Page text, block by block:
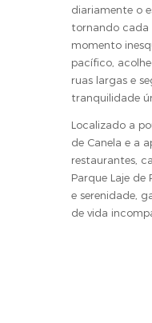
diariamente o
tornando cada
momento
pacífico,
ruas largas e
tranquilidade
Localizado a
de Canela e a
restaurantes,
Parque Laje
e serenidade,
de vida